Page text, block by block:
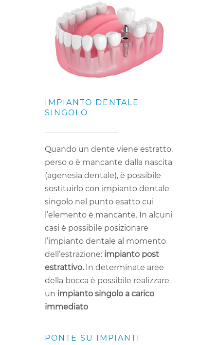
IMPIANTO DENTALE
SINGOLO
Quando un dente viene estratto,
perso o è mancante dalla nascita
(agenesia dentale), è possibile
sostituirlo con impianto dentale
singolo nel punto esatto cui
l’elemento è mancante. In alcuni
casi è possibile posizionare
l’impianto dentale al momento
dell’estrazione: impianto post
estrattivo. In determinate aree
della bocca è possibile realizzare
un impianto singolo a carico
immediato
PONTE SU IMPIANTI